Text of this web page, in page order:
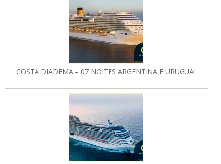
COSTA DIADEMA – 07 NOITES ARGENTINA E URUGUAI